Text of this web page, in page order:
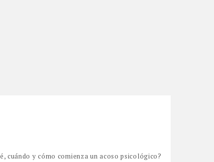
cuándo y cómo comienza un acoso psicológico?